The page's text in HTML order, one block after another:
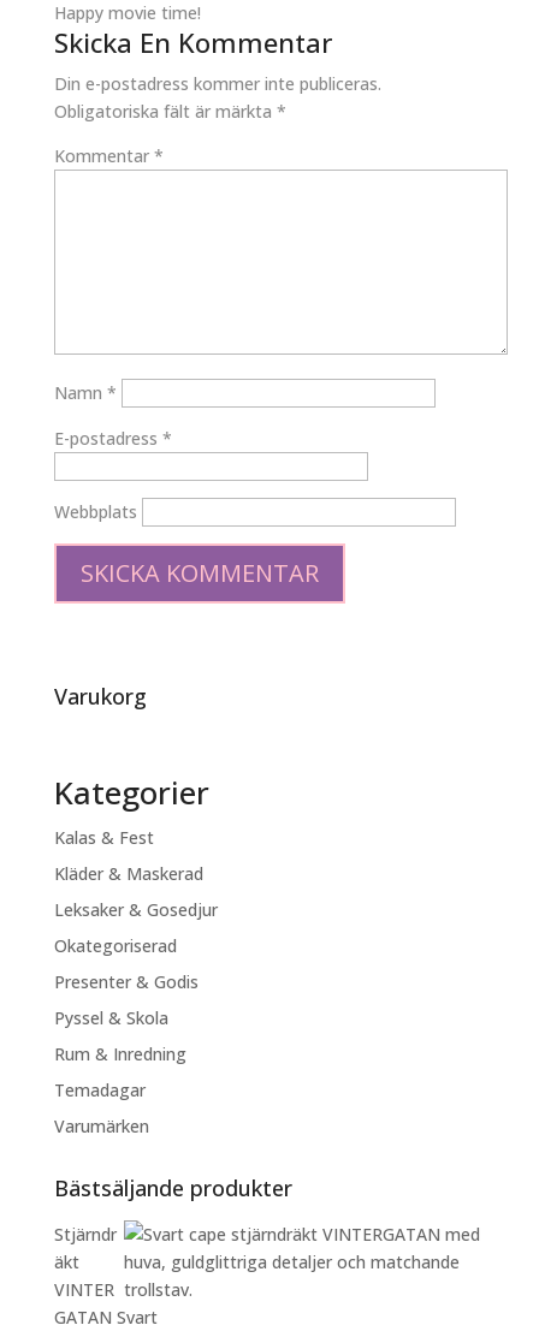
Happy movie time!
Skicka En Kommentar
Din e-postadress kommer inte publiceras.
Obligatoriska fält är märkta *
Kommentar *
Namn *
E-postadress *
Webbplats
Varukorg
Kategorier
Kalas & Fest
Kläder & Maskerad
Leksaker & Gosedjur
Okategoriserad
Presenter & Godis
Pyssel & Skola
Rum & Inredning
Temadagar
Varumärken
Bästsäljande produkter
Stjärndr
äkt
VINTER
GATAN Svart